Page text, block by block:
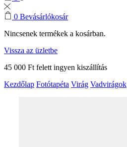
0 Bevásárlókosár
Nincsenek termékek a kosárban.
Vissza az üzletbe
45 000 Ft felett ingyen kiszállítás
Kezdőlap Fotótapéta Virág Vadvirágok